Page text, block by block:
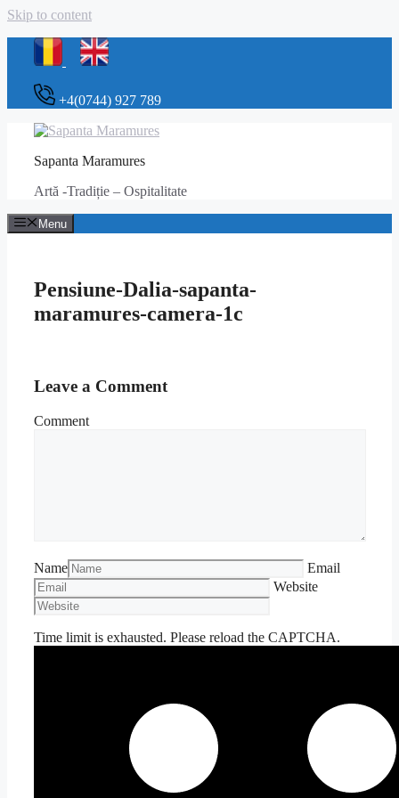
Skip to content
+4(0744) 927 789
Sapanta Maramures
Artă -Tradiție – Ospitalitate
Menu
Pensiune-Dalia-sapanta-
maramures-camera-1c
Leave a Comment
Comment
Name
Email
Website
Time limit is exhausted. Please reload the CAPTCHA.